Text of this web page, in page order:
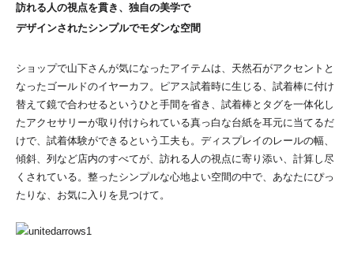
訪れる人の視点を貫き、独自の美学で
デザインされたシンプルでモダンな空間
ショップで山下さんが気になったアイテムは、天然石がアクセントと
なったゴールドのイヤーカフ。ピアス試着時に生じる、試着棒に付け
替えて鏡で合わせるというひと手間を省き、試着棒とタグを一体化し
たアクセサリーが取り付けられている真っ白な台紙を耳元に当てるだ
けで、試着体験ができるという工夫も。ディスプレイのレールの幅、
傾斜、列など店内のすべてが、訪れる人の視点に寄り添い、計算し尽
くされている。整ったシンプルな心地よい空間の中で、あなたにぴっ
たりな、お気に入りを見つけて。